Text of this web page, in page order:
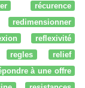
récurence
redimensionner
reflexivité
regles
relief
à une offre